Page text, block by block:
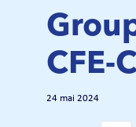
CFE-
24 mai 2024